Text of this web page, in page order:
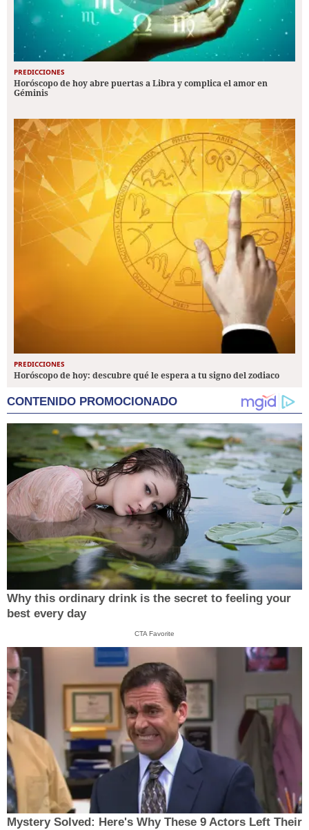
PREDICCIONES
Horóscopo de hoy abre puertas a Libra y complica el amor en
Géminis
PREDICCIONES
Horóscopo de hoy: descubre qué le espera a tu signo del zodiaco
CONTENIDO PROMOCIONADO
Why this ordinary drink is the secret to feeling your
best every day
CTA Favorite
Mystery Solved: Here's Why These 9 Actors Left Their